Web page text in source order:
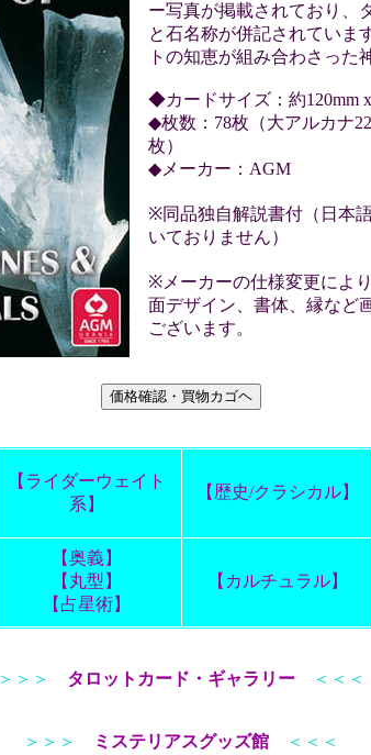
ー写真が掲載されており、
と石名称が併記されていま
トの知恵が組み合わさった
◆カードサイズ：約120mm
◆枚数：78枚（大アルカナ
枚）
◆メーカー：AGM
※同品独自解説書付（日本
いておりません）
※メーカーの仕様変更によ
面デザイン、書体、縁など
ございます。
【ライダーウェイト
系】
【歴史/クラシカル】
【奥義】
【丸型】
【占星術】
【カルチュラル】
＞＞＞ タロットカード・ギャラリー ＜＜＜
＞＞＞ ミステリアスグッズ館 ＜＜＜